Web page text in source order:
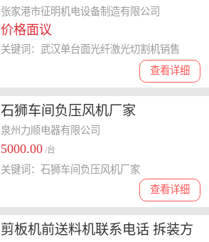
玻璃激光切割设备 操作灵活方便
张家港市征明机电设备制造有限公司
价格面议
查看详细
关键词：武汉单台面光纤激光切割机销售
石狮车间负压风机厂家
泉州力顺电器有限公司
5000.00 /台
查看详细
关键词：石狮车间负压风机厂家
剪板机前送料机联系电话 拆装方